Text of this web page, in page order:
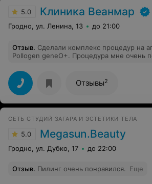
5.0 Клиника Веанмар
Гродно, ул. Ленина, 13 до 21:00
Отзыв. Сделали комплекс процедур на
Pollogen geneО+. Процедура мне очень
свежий, ухоженный вид. Получила только
положительные эмоции, обязательно
процедуру. Желаю дальнейшего развития
процветания! С уважением, Ирина.
Отзывы2
СЕТЬ СТУДИЙ ЗАГАРА И ЭСТЕТИКИ ТЕЛА
5.0 Megasun.Beauty
Гродно, ул. Дубко, 17 до 22:00
Отзыв. Пилинг очень понравился. Еще